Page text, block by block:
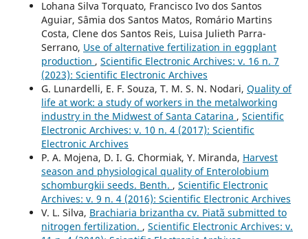
Lohana Silva Torquato, Francisco Ivo dos Santos
Aguiar, Sâmia dos Santos Matos, Romário Martins
Costa, Clene dos Santos Reis, Luisa Julieth Parra-
Serrano, Use of alternative fertilization in eggplant
production , Scientific Electronic Archives: v. 16 n. 7
(2023): Scientific Electronic Archives
G. Lunardelli, E. F. Souza, T. M. S. N. Nodari, Quality of
life at work: a study of workers in the metalworking
industry in the Midwest of Santa Catarina , Scientific
Electronic Archives: v. 10 n. 4 (2017): Scientific
Electronic Archives
P. A. Mojena, D. I. G. Chormiak, Y. Miranda, Harvest
season and physiological quality of Enterolobium
schomburgkii seeds. Benth. , Scientific Electronic
Archives: v. 9 n. 4 (2016): Scientific Electronic Archives
V. L. Silva, Brachiaria brizantha cv. Piatã submitted to
nitrogen fertilization. , Scientific Electronic Archives: v.